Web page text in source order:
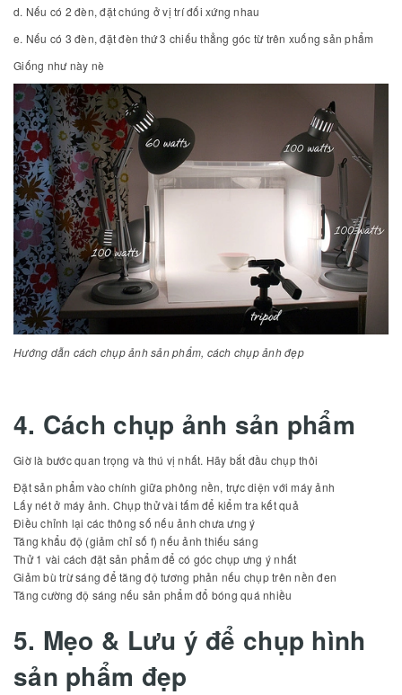
d. Nếu có 2 đèn, đặt chúng ở vị trí đối xứng nhau
e. Nếu có 3 đèn, đặt đèn thứ 3 chiếu thẳng góc từ trên xuống sản phẩm
Giống như này nè
Hướng dẫn cách chụp ảnh sản phẩm, cách chụp ảnh đẹp
4. Cách chụp ảnh sản phẩm
Giờ là bước quan trọng và thú vị nhất. Hãy bắt đầu chụp thôi
Đặt sản phẩm vào chính giữa phông nền, trực diện với máy ảnh
Lấy nét ở máy ảnh. Chụp thử vài tấm để kiểm tra kết quả
Điều chỉnh lại các thông số nếu ảnh chưa ưng ý
Tăng khẩu độ (giảm chỉ số f) nếu ảnh thiếu sáng
Thử 1 vài cách đặt sản phẩm để có góc chụp ưng ý nhất
Giảm bù trừ sáng để tăng độ tương phản nếu chụp trên nền đen
Tăng cường độ sáng nếu sản phẩm đổ bóng quá nhiều
5. Mẹo & Lưu ý để chụp hình
sản phẩm đẹp